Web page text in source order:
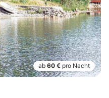
ab 60 € pro Nacht